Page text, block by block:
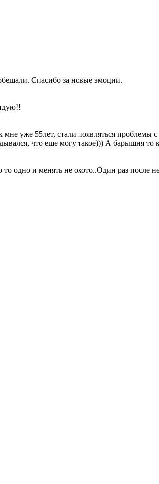
Спасибо за новые эмоции.
уже 55лет, стали появляться проблемы
что еще могу такое))) А барышня
одно и менять не охото..Один раз